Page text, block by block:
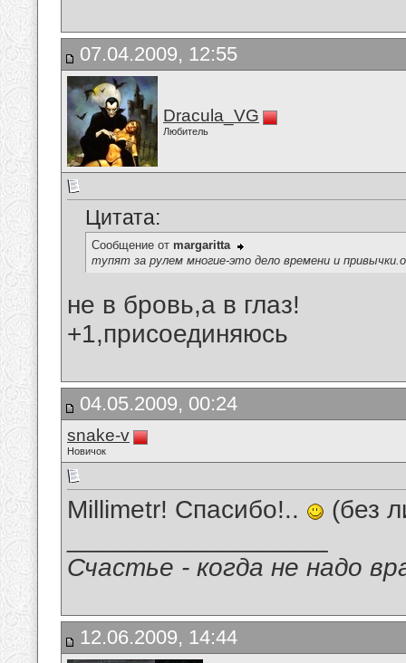
07.04.2009, 12:55
Dracula_VG
Любитель
Цитата:
Сообщение от margaritta
тупят за рулем многие-это дело времени и
не в бровь,а в глаз!
+1,присоединяюсь
04.05.2009, 00:24
snake-v
Новичок
Millimetr! Спасибо!..
(без
Счастье - когда не надо
12.06.2009, 14:44